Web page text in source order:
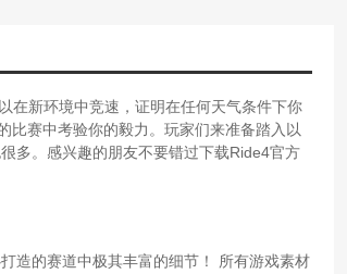
在新环境中竞速，证明在任何天气条件下你
比赛中考验你的毅力。玩家们来准备踏入以
多。感兴趣的朋友不要错过下载Ride4官方
造的赛道中极其丰富的细节！ 所有游戏素材